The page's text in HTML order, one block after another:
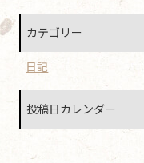
カテゴリー
日記
投稿日カレンダー